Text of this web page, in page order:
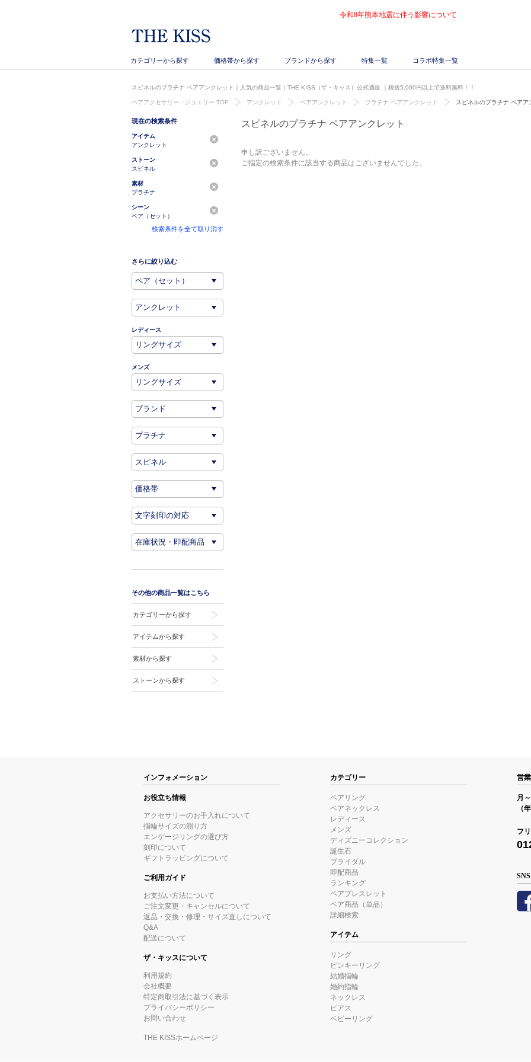
令和8年熊本地震に伴う影響について
カテゴリーから探す 価格帯から探す ブランドから探す 特集一覧 コラボ特集一覧
スピネルのプラチナ ペアアンクレット｜人気の商品一覧｜THE KISS（ザ・キッス）公式通販 ｜税抜5,000円以上で送料無料！！
ペアアクセサリー・ジュエリー TOP アンクレット ペアアンクレット プラチナ ペアアンクレット スピネルのプラチナ ペアア
スピネルのプラチナ ペアアンクレット
申し訳ございません。
ご指定の検索条件に該当する商品はございませんでした。
現在の検索条件
アイテム
アンクレット
ストーン
スピネル
素材
プラチナ
シーン
ペア（セット）
検索条件を全て取り消す
さらに絞り込む
レディース
メンズ
その他の商品一覧はこちら
カテゴリーから探す
アイテムから探す
素材から探す
ストーンから探す
インフォメーション
お役立ち情報
アクセサリーのお手入れについて
指輪サイズの測り方
エンゲージリングの選び方
刻印について
ギフトラッピングについて
ご利用ガイド
お支払い方法について
ご注文変更・キャンセルについて
返品・交換・修理・サイズ直しについて
Q&A
配送について
ザ・キッスについて
利用規約
会社概要
特定商取引法に基づく表示
プライバシーポリシー
お問い合わせ
THE KISSホームページ
カテゴリー
ペアリング
ペアネックレス
レディース
メンズ
ディズニーコレクション
誕生石
ブライダル
即配商品
ランキング
ペアブレスレット
ペア商品（単品）
詳細検索
アイテム
リング
ピンキーリング
結婚指輪
婚約指輪
ネックレス
ピアス
ベビーリング
営
月
（
フ
SNS